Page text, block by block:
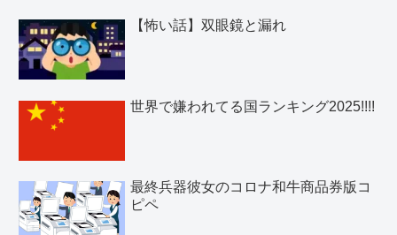
【怖い話】双眼鏡と漏れ
世界で嫌われてる国ランキング2025!!!!
最終兵器彼女のコロナ和牛商品券版コ
ピペ